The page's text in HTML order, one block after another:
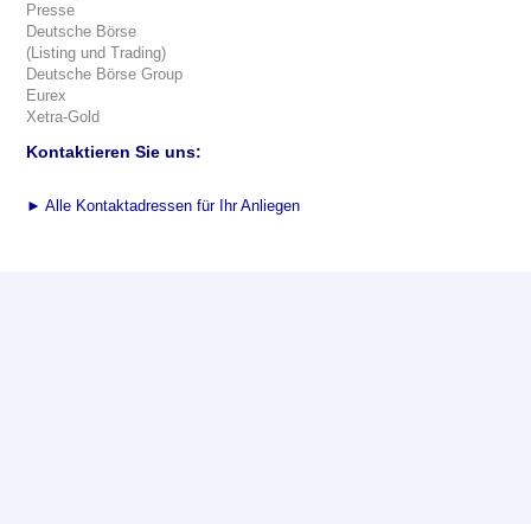
Presse
Deutsche Börse
(Listing und Trading)
Deutsche Börse Group
Eurex
Xetra-Gold
Kontaktieren Sie uns:
► Alle Kontaktadressen für Ihr Anliegen